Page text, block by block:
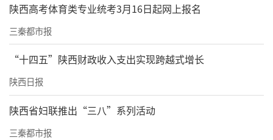
陕西高考体育类专业统考3月16日起网上报名
三秦都市报
“十四五”陕西财政收入支出实现跨越式增长
陕西日报
陕西省妇联推出“三八”系列活动
三秦都市报